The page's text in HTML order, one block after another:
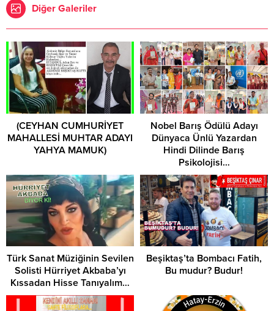
Diğer Galeriler
(CEYHAN CUMHURİYET
MAHALLESİ MUHTAR ADAYI
YAHYA MAMUK)
Nobel Barış Ödülü Adayı
Dünyaca Ünlü Yazardan
Hindi Dilinde Barış
Psikolojisi…
Türk Sanat Müziğinin Sevilen
Solisti Hürriyet Akbaba’yı
Kıssadan Hisse Tanıyalım…
Beşiktaş’ta Bombacı Fatih,
Bu mudur? Budur!